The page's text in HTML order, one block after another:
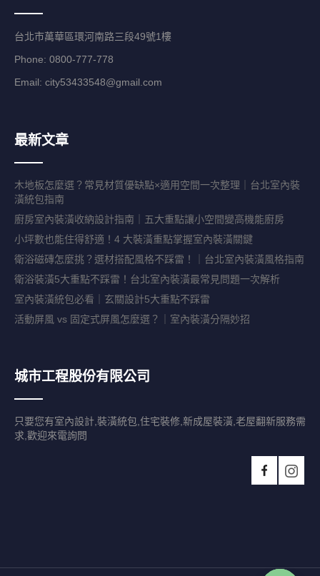
台北市萬華區環河南路三段49號1樓
Phone: 0800-777-778
Email: city53433548@gmail.com
最新文章
木地板怎麼選？常見材質優缺點×適用空間一次整理｜台北室內裝
潢統包指南
廚房室內裝潢收納設計指南｜五大重點讓小空間變高機能廚房
小坪數也能住得舒適！4 大裝潢重點掌握室內裝潢關鍵
衛浴磁磚怎麼挑？選材搭配風格不踩雷！｜台北室內裝潢風格指南
衛浴裝潢5大重點不踩雷！台北室內裝潢最常見問題一次解析
室內裝潢統包必看｜玄關設計5大重點不踩雷
活動屏風 vs 固定式屏風怎麼選？｜室內裝潢分隔妙招
城市工程股份有限公司
只要您有室內設計,裝潢統包,住宅裝修,新成屋裝潢,老屋翻新服務需
求,歡迎來電詢問